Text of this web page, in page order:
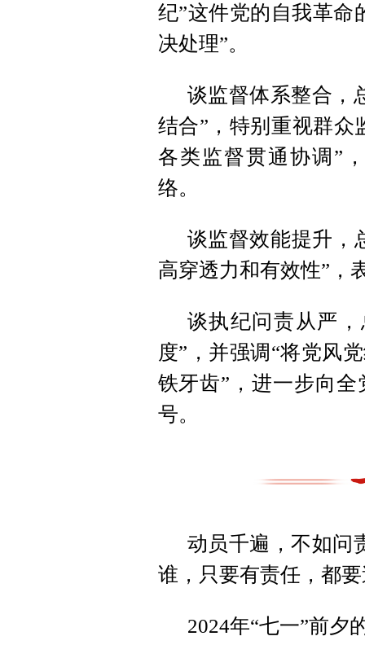
纪”这件党的自我革命
决处理”。
谈监督体系整合，
结合”，特别重视群众
各类监督贯通协调”
络。
谈监督效能提升，
高穿透力和有效性”，
谈执纪问责从严
度”，并强调“将党风
铁牙齿”，进一步向
号。
动员千遍，不如问
谁，只要有责任，都
2024年“七一”前夕